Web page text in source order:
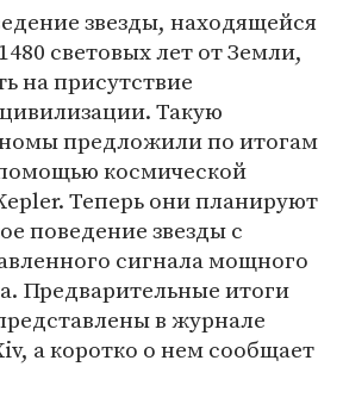
звезды, находящейся
световых лет от Земли,
на присутствие
Такую
предложили по итогам
космической
Теперь они планируют
поведение звезды с
сигнала мощного
Предварительные итоги
в журнале
а коротко о нем сообщает